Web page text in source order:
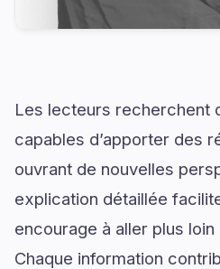
Les lecteurs recherchent
capables d’apporter des
ouvrant de nouvelles
explication détaillée
encourage à aller plus
Chaque information